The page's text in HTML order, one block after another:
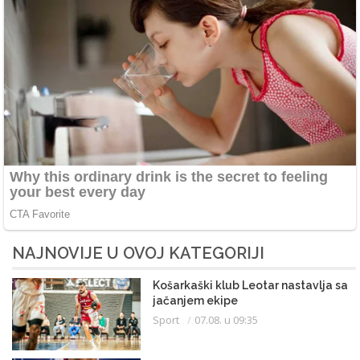
NAJNOVIJE U OVOJ KATEGORIJI
Košarkaški klub Leotar nastavlja sa
jačanjem ekipe
Sport 07.08. u 09:35